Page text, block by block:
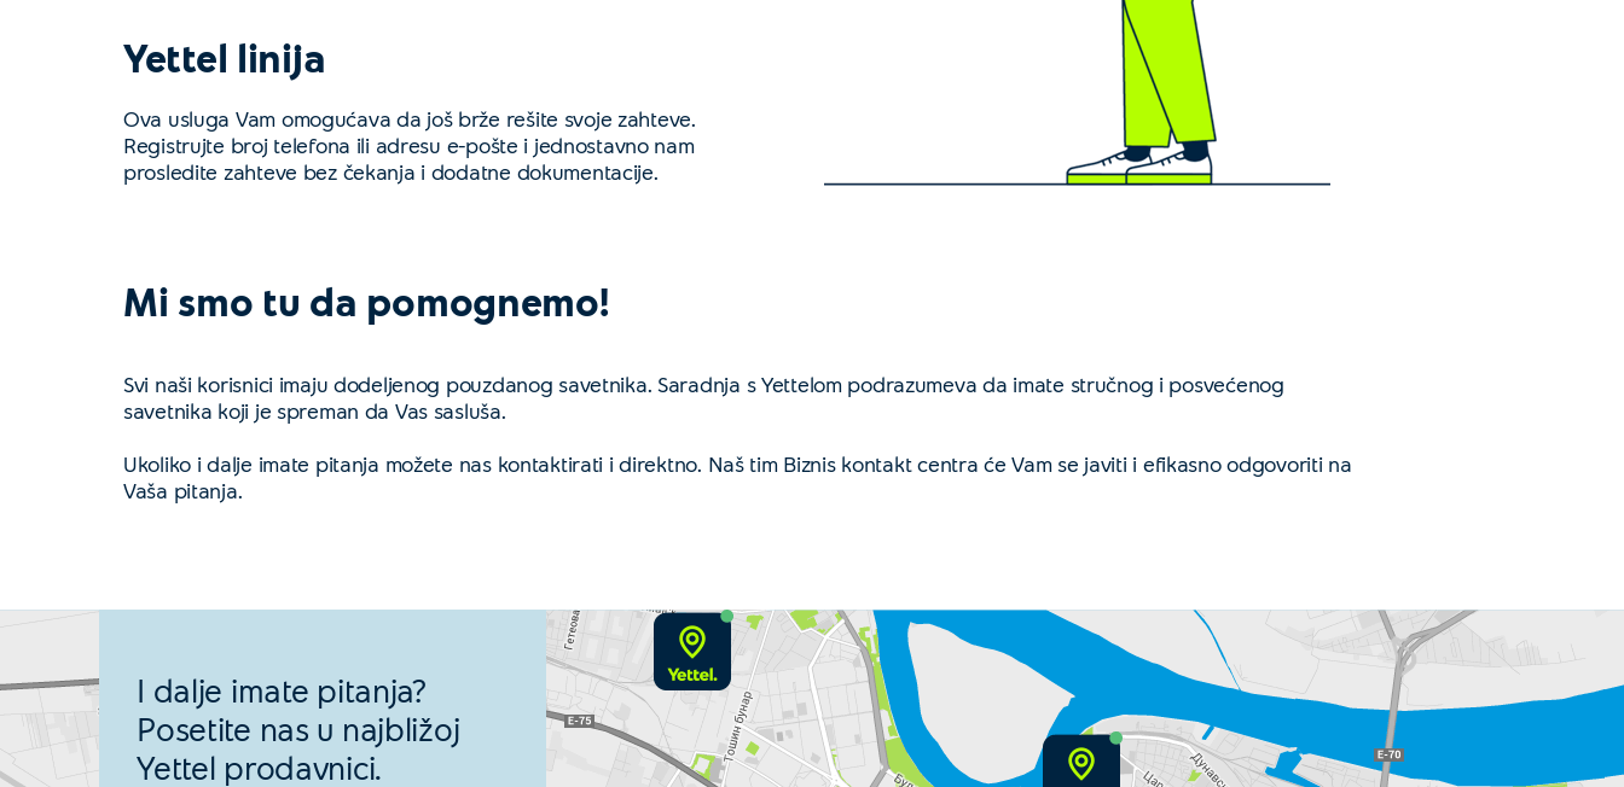
Yettel linija
Ova usluga Vam omogućava da još brže rešite svoje zahteve.
Registrujte broj telefona ili adresu e-pošte i jednostavno nam
prosledite zahteve bez čekanja i dodatne dokumentacije.
Mi smo tu da pomognemo!
Svi naši korisnici imaju dodeljenog pouzdanog savetnika. Saradnja s Yettelom podrazumeva da imate stručnog i posvećenog
savetnika koji je spreman da Vas sasluša.
Ukoliko i dalje imate pitanja možete nas kontaktirati i direktno. Naš tim Biznis kontakt centra će Vam se javiti i efikasno odgovoriti na
Vaša pitanja.
I dalje imate pitanja?
Posetite nas u najbližoj
Yettel prodavnici.